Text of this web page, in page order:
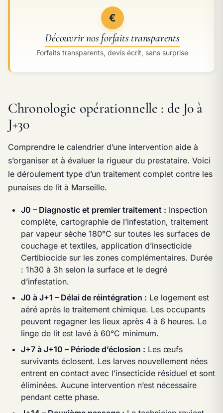
€
Découvrir nos forfaits transparents
Forfaits transparents, devis écrit, sans surprise
Chronologie opérationnelle : de J0 à
J+30
Comprendre le calendrier d’une intervention aide à
s’organiser et à évaluer la rigueur du prestataire. Voici
le déroulement type d’un traitement complet contre les
punaises de lit à Marseille.
J0 – Diagnostic et premier traitement : Inspection
complète, cartographie de l’infestation, traitement
par vapeur sèche 180°C sur toutes les surfaces de
couchage et textiles, application d’insecticide
Certibiocide sur les zones complémentaires. Durée
: 1h30 à 3h selon la surface et le degré
d’infestation.
J0 à J+1 – Délai de réintégration : Le logement est
aéré après le traitement chimique. Les occupants
peuvent regagner les lieux après 4 à 6 heures. Le
linge de lit est lavé à 60°C minimum.
J+7 à J+10 – Période d’éclosion : Les œufs
survivants éclosent. Les larves nouvellement nées
entrent en contact avec l’insecticide résiduel et sont
éliminées. Aucune intervention n’est nécessaire
pendant cette phase.